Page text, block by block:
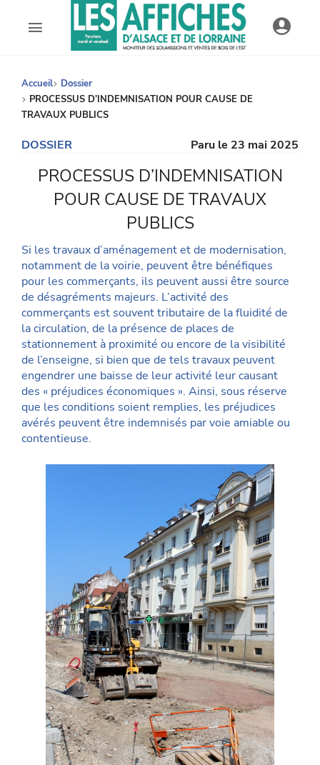
AFDAL - Les affiches d'Alsace et de Lorraine
Accueil
Dossier
PROCESSUS D’INDEMNISATION POUR CAUSE DE
TRAVAUX PUBLICS
DOSSIER Paru le 23 mai 2025
PROCESSUS D’INDEMNISATION
POUR CAUSE DE TRAVAUX
PUBLICS
Si les travaux d’aménagement et de modernisation,
notamment de la voirie, peuvent être bénéfiques
pour les commerçants, ils peuvent aussi être source
de désagréments majeurs. L’activité des
commerçants est souvent tributaire de la fluidité de
la circulation, de la présence de places de
stationnement à proximité ou encore de la visibilité
de l’enseigne, si bien que de tels travaux peuvent
engendrer une baisse de leur activité leur causant
des « préjudices économiques ». Ainsi, sous réserve
que les conditions soient remplies, les préjudices
avérés peuvent être indemnisés par voie amiable ou
contentieuse.